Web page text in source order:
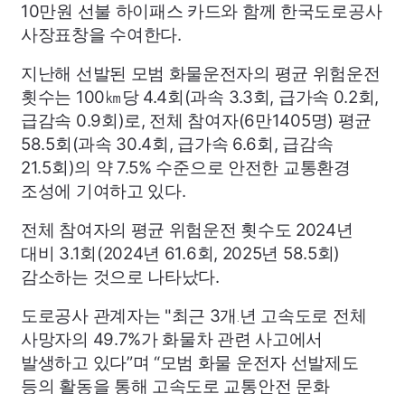
10만원 선불 하이패스 카드와 함께 한국도로공사
사장표창을 수여한다.
지난해 선발된 모범 화물운전자의 평균 위험운전
횟수는 100㎞당 4.4회(과속 3.3회, 급가속 0.2회,
급감속 0.9회)로, 전체 참여자(6만1405명) 평균
58.5회(과속 30.4회, 급가속 6.6회, 급감속
21.5회)의 약 7.5% 수준으로 안전한 교통환경
조성에 기여하고 있다.
전체 참여자의 평균 위험운전 횟수도 2024년
대비 3.1회(2024년 61.6회, 2025년 58.5회)
감소하는 것으로 나타났다.
도로공사 관계자는 "최근 3개 년 고속도로 전체
사망자의 49.7%가 화물차 관련 사고에서
발생하고 있다”며 “모범 화물 운전자 선발제도
등의 활동을 통해 고속도로 교통안전 문화